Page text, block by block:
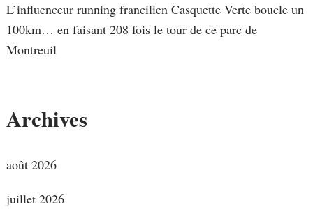
L’influenceur running francilien Casquette Verte boucle un
100km… en faisant 208 fois le tour de ce parc de
Montreuil
Archives
août 2026
juillet 2026